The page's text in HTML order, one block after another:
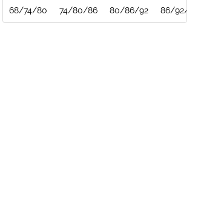
68/74/80 74/80/86 80/86/92 86/92/98